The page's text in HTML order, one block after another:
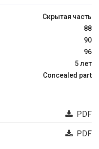
Скрытая часть
88
90
96
5 лет
Concealed part
PDF
PDF